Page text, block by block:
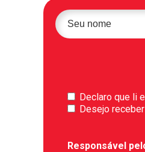
Declaro que li
Desejo
Responsável